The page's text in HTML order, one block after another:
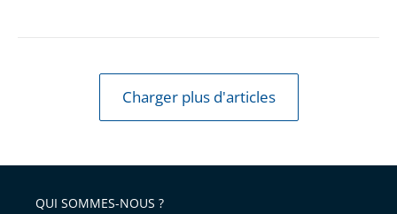
Charger plus d'articles
QUI SOMMES-NOUS ?